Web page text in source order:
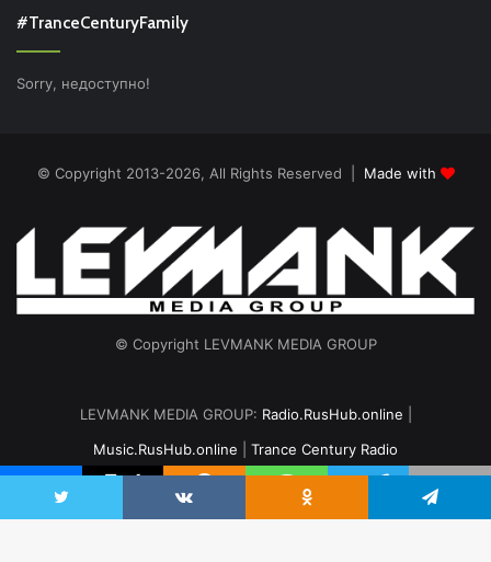
#TranceCenturyFamily
Sorry, недоступно!
© Copyright 2013-2026, All Rights Reserved | Made with
© Copyright LEVMANK MEDIA GROUP
LEVMANK MEDIA GROUP: Radio.RusHub.online
Music.RusHub.online
Trance Century Radio
vk.comOdnoklassniki
Telegram
Twitter VKontakte Odnoklassniki Telegram